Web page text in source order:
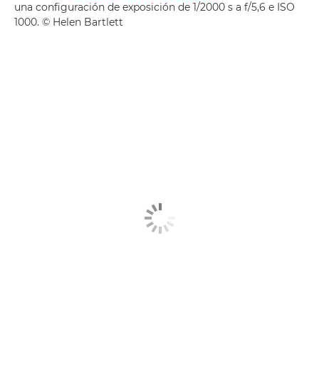
una configuración de exposición de 1/2000 s a f/5,6 e ISO
1000. © Helen Bartlett